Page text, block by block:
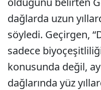
dağlarda uzun
söyledi. Geçirgen,
sadece
konusunda değil,
dağlarında yüz